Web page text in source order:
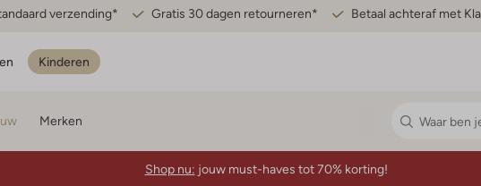
verzending* Gratis 30 dagen retourneren* Betaal achteraf met
Kinderen
Merken
Shop nu: jouw must-haves tot 70% korting!